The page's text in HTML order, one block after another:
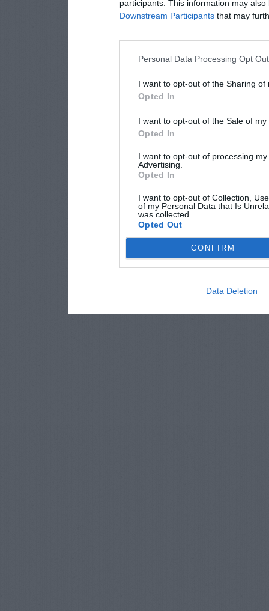
participants. This information may
Downstream Participants that may
Personal Data Processing Opt
I want to opt-out of the Sharing of
Opted In
I want to opt-out of the Sale of
Opted In
I want to opt-out of processing
Advertising.
Opted In
I want to opt-out of Collection,
of my Personal Data that Is
was collected.
Opted Out
CONFIRM
Data Deletion